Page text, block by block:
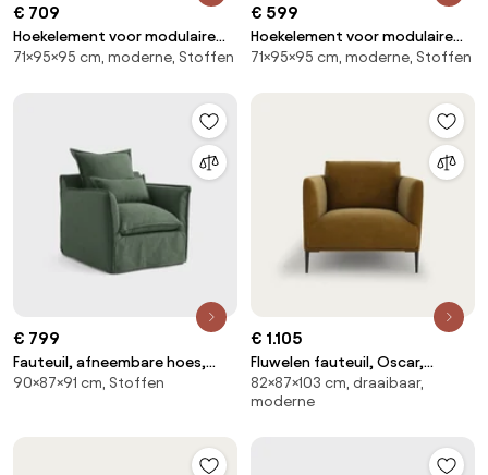
€ 709
Hoekelement voor modulaire
bank, in badstof, Seven
71×95×95 cm, moderne, Stoffen
€ 599
Hoekelement voor modulaire
bank, in ribfluweel, Seven
71×95×95 cm, moderne, Stoffen
€ 799
Fauteuil, afneembare hoes,
polyester, Odna
90×87×91 cm, Stoffen
€ 1.105
Fluwelen fauteuil, Oscar,
ontwerp Emmanuel Gallina
82×87×103 cm, draaibaar,
moderne